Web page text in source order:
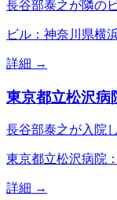
長谷部泰之が隣の
ビル：神奈川県横
詳細 →
東京都立松沢病
長谷部泰之が入院
東京都立松沢病院
詳細 →